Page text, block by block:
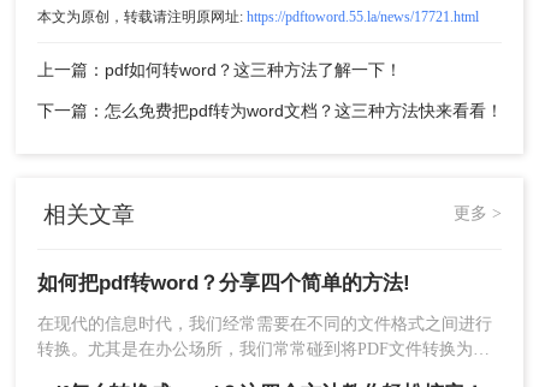
本文为原创，转载请注明原网址: https://pdftoword.55.la/news/17721.html
上一篇：pdf如何转word？这三种方法了解一下！
下一篇：怎么免费把pdf转为word文档？这三种方法快来看看！
相关文章 更多 >
如何把pdf转word？分享四个简单的方法!
在现代的信息时代，我们经常需要在不同的文件格式之间进行
转换。尤其是在办公场所，我们常常碰到将PDF文件转换为